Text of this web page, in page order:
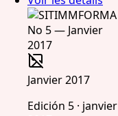
Janvier 2017
Edición 5 · janvier